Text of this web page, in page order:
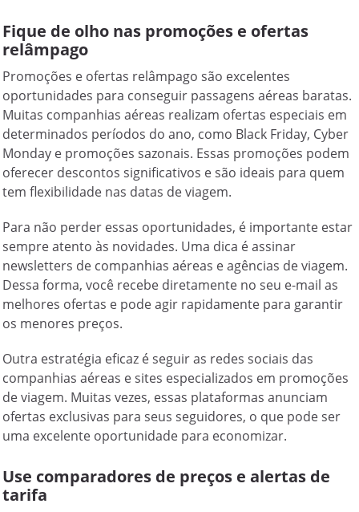
Fique de olho nas promoções e ofertas
relâmpago
Promoções e ofertas relâmpago são excelentes
oportunidades para conseguir passagens aéreas baratas.
Muitas companhias aéreas realizam ofertas especiais em
determinados períodos do ano, como Black Friday, Cyber
Monday e promoções sazonais. Essas promoções podem
oferecer descontos significativos e são ideais para quem
tem flexibilidade nas datas de viagem.
Para não perder essas oportunidades, é importante estar
sempre atento às novidades. Uma dica é assinar
newsletters de companhias aéreas e agências de viagem.
Dessa forma, você recebe diretamente no seu e-mail as
melhores ofertas e pode agir rapidamente para garantir
os menores preços.
Outra estratégia eficaz é seguir as redes sociais das
companhias aéreas e sites especializados em promoções
de viagem. Muitas vezes, essas plataformas anunciam
ofertas exclusivas para seus seguidores, o que pode ser
uma excelente oportunidade para economizar.
Use comparadores de preços e alertas de
tarifa